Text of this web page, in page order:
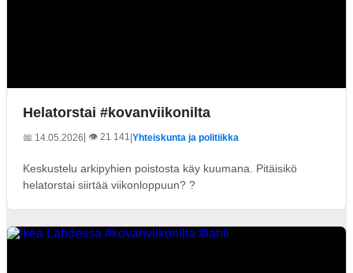
Helatorstai #kovanviikonilta
📅 14.05.2026| 👁️ 21 141 Yhteiskunta ja politiikka
Keskustelu arkipyhien poistosta käy kuumana. Pitäisikö
helatorstai siirtää viikonloppuun? ?